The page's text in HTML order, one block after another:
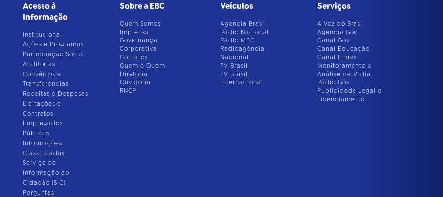
Acesso à
Informação
Institucional
Ações e Programas
Participação Social
Auditorias
Convênios e
Transferências
Receitas e Despesas
Licitações e
Contratos
Empregados
Públicos
Informações
Classificadas
Serviço de
Informação ao
Cidadão (SIC)
Perguntas
Sobre a EBC
Quem Somos
Imprensa
Governança
Corporativa
Contatos
Quem é Quem
Diretoria
Ouvidoria
RNCP
Veículos
Agência Brasil
Rádio Nacional
Rádio MEC
Radioagência
Nacional
TV Brasil
TV Brasil
Internacional
Serviços
A Voz do Brasil
Agência Gov
Canal Gov
Canal Educação
Canal Libras
Monitoramento e
Análise de Mídia
Rádio Gov
Publicidade Legal e
Licenciamento